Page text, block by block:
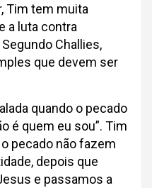
Tim tem muita
a luta contra
Challies,
que devem ser
quando o pecado
é quem eu sou”. Tim
pecado não fazem
depois que
e passamos a